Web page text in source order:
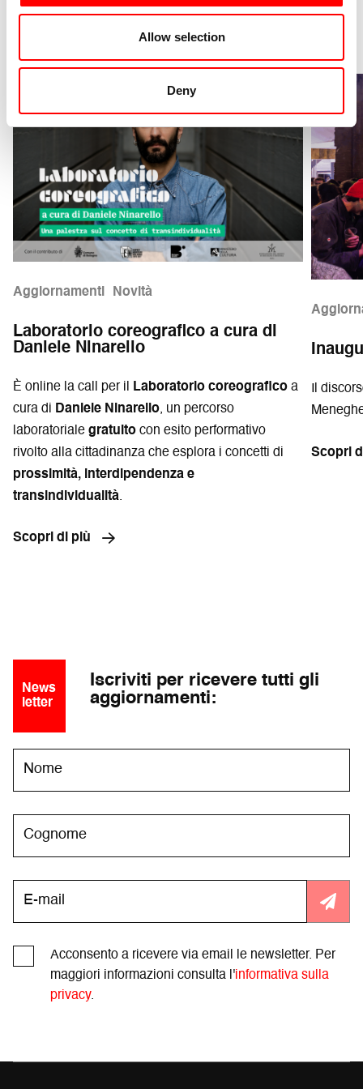
Allow selection
Deny
Scopri le altre news
Aggiornamenti Novità
Laboratorio coreografico a cura di
Daniele Ninarello
È online la call per il Laboratorio coreograficoa
cura di Daniele Ninarello, un percorso
laboratoriale gratuito con esito performativo
rivolto alla cittadinanza che esplora i concetti di
prossimità, interdipendenza e
transindividualità.
Scopri di più
Il
Scopri
News
letter
Iscriviti per ricevere tutti gli
aggiornamenti:
Acconsento a ricevere via email le newsletter. Per
maggiori informazioni consulta l'informativa sulla
privacy.